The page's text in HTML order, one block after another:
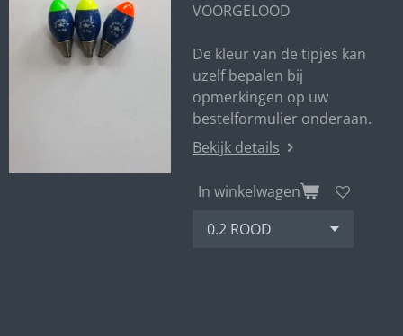
VOORGELOOD
De kleur van de tipjes kan
uzelf bepalen bij
opmerkingen op uw
bestelformulier onderaan.
Bekijk details
In winkelwagen